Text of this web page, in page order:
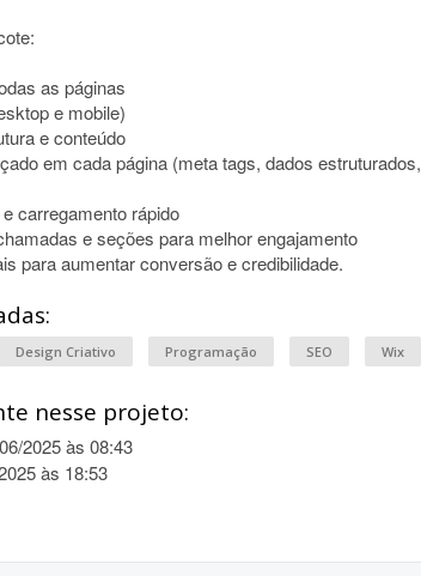
as páginas
e mobile)
e conteúdo
em cada página (meta tags, dados estruturados,
carregamento rápido
e seções para melhor engajamento
para aumentar conversão e credibilidade.
Design Criativo Programação SEO Wix
nesse projeto:
2025 às 08:43
às 18:53